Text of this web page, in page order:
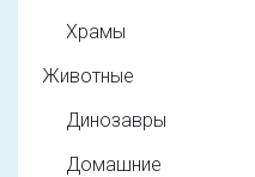
Храмы
Животные
Динозавры
Домашние